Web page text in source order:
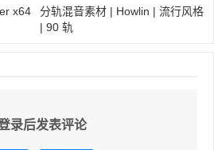
x64
分轨混音素材 | Howlin | 流行风格
| 90 轨
录后发表评论